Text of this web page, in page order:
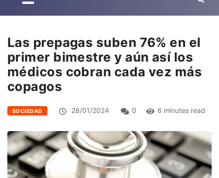
Las prepagas suben 76% en el
primer bimestre y aún así los
médicos cobran cada vez más
copagos
SOCIEDAD 28/01/2024 0 6 minutes read